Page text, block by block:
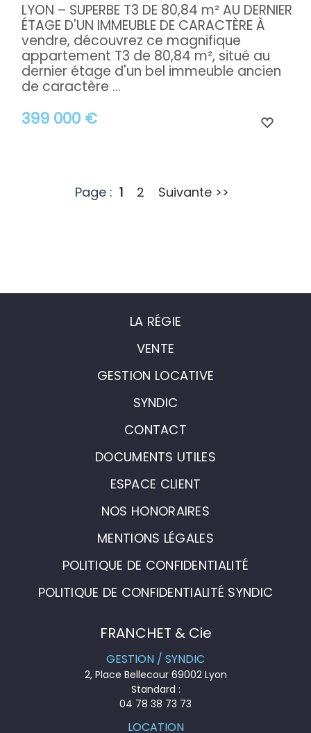
399 000 €
LYON – SUPERBE T3 DE 80,84 m² AU DERNIER
ÉTAGE D'UN IMMEUBLE DE CARACTÈRE À
vendre, découvrez ce magnifique
appartement T3 de 80,84 m², situé au
dernier étage d'un bel immeuble ancien
de caractère ...
Page : 1 2 Suivante >>
LA RÉGIE
VENTE
GESTION LOCATIVE
SYNDIC
CONTACT
DOCUMENTS UTILES
ESPACE CLIENT
NOS HONORAIRES
MENTIONS LÉGALES
POLITIQUE DE CONFIDENTIALITÉ
POLITIQUE DE CONFIDENTIALITÉ SYNDIC
FRANCHET & Cie
GESTION / SYNDIC
2, Place Bellecour 69002 Lyon
Standard :
04 78 38 73 73
LOCATION